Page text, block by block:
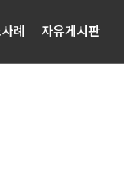
례 자유게시판